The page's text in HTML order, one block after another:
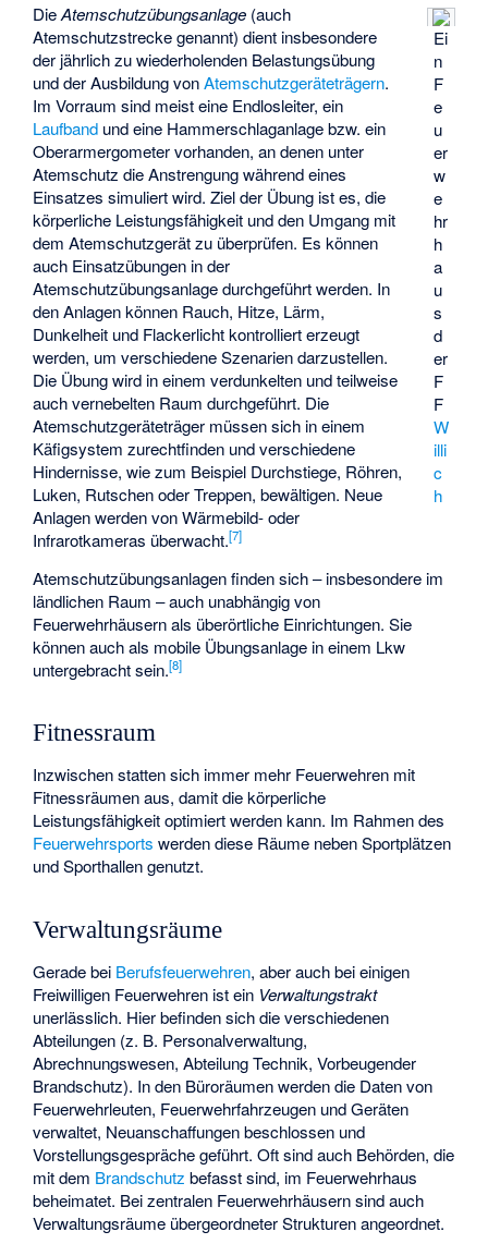
Ei
n
F
e
u
er
w
e
hr
h
a
u
s
d
er
F
F
W
illi
c
h
DieAtemschutzübungsanlage (auch
Atemschutzstrecke genannt) dient insbesondere
der jährlich zu wiederholenden Belastungsübung
und der Ausbildung vonAtemschutzgeräteträgern.
Im Vorraum sind meist eine Endlosleiter, ein
Laufband und eine Hammerschlaganlage bzw. ein
Oberarmergometer vorhanden, an denen unter
Atemschutz die Anstrengung während eines
Einsatzes simuliert wird. Ziel der Übung ist es, die
körperliche Leistungsfähigkeit und den Umgang mit
dem Atemschutzgerät zu überprüfen. Es können
auch Einsatzübungen in der
Atemschutzübungsanlage durchgeführt werden. In
den Anlagen können Rauch, Hitze, Lärm,
Dunkelheit und Flackerlicht kontrolliert erzeugt
werden, um verschiedene Szenarien darzustellen.
Die Übung wird in einem verdunkelten und teilweise
auch vernebelten Raum durchgeführt. Die
Atemschutzgeräteträger müssen sich in einem
Käfigsystem zurechtfinden und verschiedene
Hindernisse, wie zum Beispiel Durchstiege, Röhren,
Luken, Rutschen oder Treppen, bewältigen. Neue
Anlagen werden von Wärmebild- oder
Infrarotkameras überwacht.[7]
Atemschutzübungsanlagen finden sich – insbesondere im
ländlichen Raum – auch unabhängig von
Feuerwehrhäusern als überörtliche Einrichtungen. Sie
können auch als mobile Übungsanlage in einem Lkw
untergebracht sein.[8]
Fitnessraum
Inzwischen statten sich immer mehr Feuerwehren mit
Fitnessräumen aus, damit die körperliche
Leistungsfähigkeit optimiert werden kann. Im Rahmen des
Feuerwehrsports werden diese Räume neben Sportplätzen
und Sporthallen genutzt.
Verwaltungsräume
Gerade bei Berufsfeuerwehren, aber auch bei einigen
Freiwilligen Feuerwehren ist ein Verwaltungstrakt
unerlässlich. Hier befinden sich die verschiedenen
Abteilungen (z. B. Personalverwaltung,
Abrechnungswesen, Abteilung Technik, Vorbeugender
Brandschutz). In den Büroräumen werden die Daten von
Feuerwehrleuten, Feuerwehrfahrzeugen und Geräten
verwaltet, Neuanschaffungen beschlossen und
Vorstellungsgespräche geführt. Oft sind auch Behörden, die
mit dem Brandschutz befasst sind, im Feuerwehrhaus
beheimatet. Bei zentralen Feuerwehrhäusern sind auch
Verwaltungsräume übergeordneter Strukturen angeordnet.